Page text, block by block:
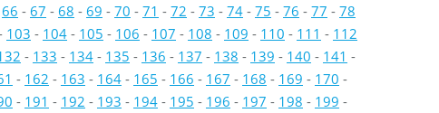
66 - 67 - 68 - 69 - 70 - 71 - 72 - 73 - 74 - 75 - 76 - 77 - 78
103 - 104 - 105 - 106 - 107 - 108 - 109 - 110 - 111 - 112
- 133 - 134 - 135 - 136 - 137 - 138 - 139 - 140 - 141 -
- 162 - 163 - 164 - 165 - 166 - 167 - 168 - 169 - 170 -
- 191 - 192 - 193 - 194 - 195 - 196 - 197 - 198 - 199 -